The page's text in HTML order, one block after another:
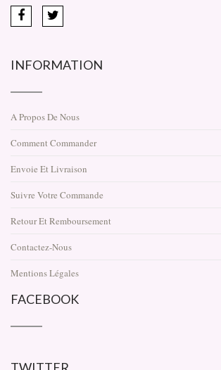
INFORMATION
A Propos De Nous
Comment Commander
Envoie Et Livraison
Suivre Votre Commande
Retour Et Remboursement
Contactez-Nous
Mentions Légales
FACEBOOK